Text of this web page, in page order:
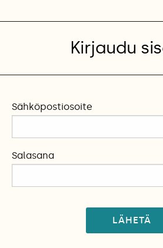
Kirjaudu
Sähköpostiosoite
Salasana
LÄHETÄ